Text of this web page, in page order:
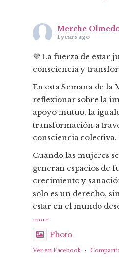
Merche
1 years ago
💜 La fuerza de estar
consciencia y
En esta Semana de la
reflexionar sobre la
apoyo mutuo, la
transformación a
consciencia colectiva.
Cuando las mujeres
generan espacios de
crecimiento y
solo es un derecho,
estar en el mundo
more
Photo
Ver en Facebook ·